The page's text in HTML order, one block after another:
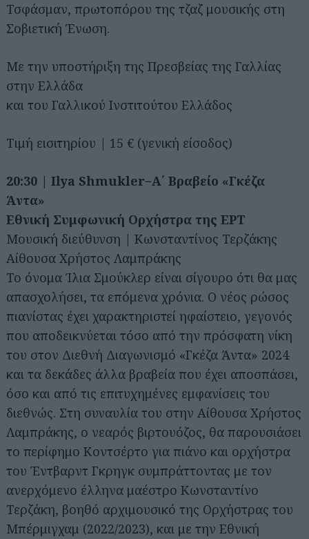
Τσφάσμαν, πρωτοπόρου της τζαζ μουσικής στη
Σοβιετική Ένωση.
Με την υποστήριξη της Πρεσβείας της Γαλλίας
στην Ελλάδα
και του Γαλλικού Ινστιτούτου Ελλάδος
Τιμή εισιτηρίου | 15 € (γενική είσοδος)
20:30 | Ilya Shmukler ̶ Α΄ Βραβείο «Γκέζα
Άντα»
Εθνική Συμφωνική Ορχήστρα της ΕΡΤ
Μουσική διεύθυνση | Κωνσταντίνος Τερζάκης
Αίθουσα Χρήστος Λαμπράκης
Το όνομα Ίλια Σμούκλερ είναι σίγουρο ότι θα μας
απασχολήσει, τα επόμενα χρόνια. Ο νέος ρώσος
πιανίστας έχει χαρακτηριστεί ηφαίστειο, γεγονός
που αποδεικνύεται τόσο από την πρόσφατη νίκη
του στον Διεθνή Διαγωνισμό «Γκέζα Άντα» 2024
και τα δεκάδες άλλα βραβεία που έχει αποσπάσει,
όσο και από τις επιτυχημένες εμφανίσεις του
διεθνώς. Στη συναυλία του στην Αίθουσα Χρήστος
Λαμπράκης, ο νεαρός βιρτουόζος, θα παρουσιάσει
το περίφημο Κοντσέρτο για πιάνο και ορχήστρα
του Έντβαρντ Γκρηγκ συμπράττοντας με τον
ανερχόμενο έλληνα μαέστρο Κωνσταντίνο
Τερζάκη, βοηθό αρχιμουσικό της Ορχήστρας του
Μπέρμιγχαμ (2022/2023), και με την Εθνική